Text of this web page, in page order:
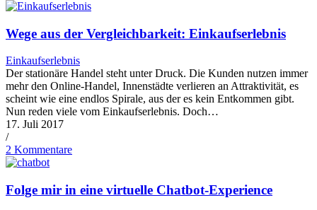
Wege aus der Vergleichbarkeit: Einkaufserlebnis
Einkaufserlebnis
Der stationäre Handel steht unter Druck. Die Kunden nutzen immer
mehr den Online-Handel, Innenstädte verlieren an Attraktivität, es
scheint wie eine endlos Spirale, aus der es kein Entkommen gibt.
Nun reden viele vom Einkaufserlebnis. Doch…
17. Juli 2017
/
2 Kommentare
Folge mir in eine virtuelle Chatbot-Experience